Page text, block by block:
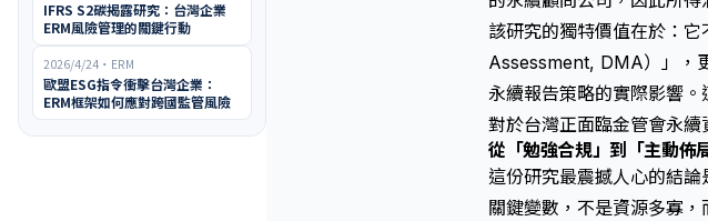
IFRS S2碳揭露研究：台灣企業
ERM風險管理的關鍵行動
2026/4/24 ・ ERM
歐盟ESG指令衝擊台灣企業：
ERM框架如何應對跨國監管風險
該研究的獨特價值在於：
Assessment, DMA）」，
永續報告策略的實際影響
對於台灣正面臨金管會永
從「勉強合規」到「主動佈
這份研究最震撼人心的結
關鍵變數，不是資源多寡，